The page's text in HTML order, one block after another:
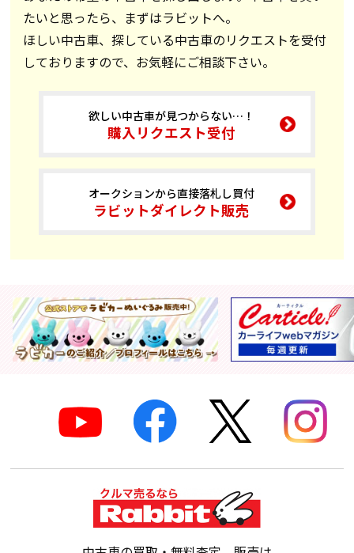
たいと思ったら、まずはラビットへ。
ほしい中古車、探している中古車のリクエストを受付
しておりますので、お気軽にご相談下さい。
欲しい中古車が見つからない…！
購入リクエスト受付
オークションから直接落札し買付
ラビットダイレクト販売